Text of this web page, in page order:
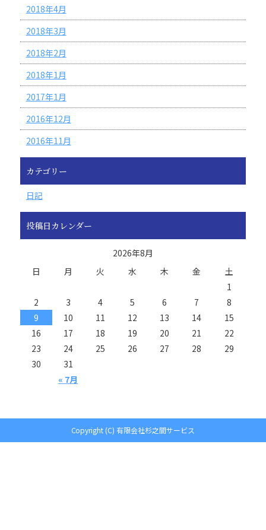
2018年4月
2018年3月
2018年2月
2018年1月
2017年1月
2016年12月
2016年11月
カテゴリー
日記
投稿日カレンダー
2026年8月
日
月 火 水 木 金 土
« 7月
1
2
3 4 5 6 7
8
9
10 11 12 13 14
15
16
17 18 19 20 21
22
23
24 25 26 27 28
29
30
31
Copyright (C) 有限会社杉之間サービス